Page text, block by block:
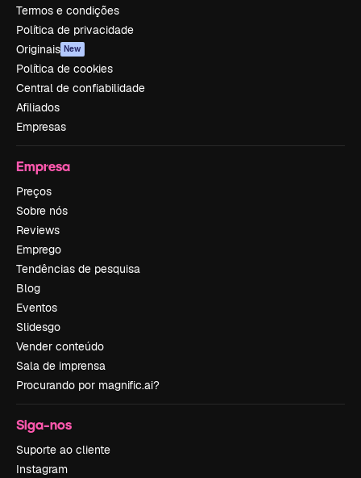
Termos e condições
Política de privacidade
Originais New
Política de cookies
Central de confiabilidade
Afiliados
Empresas
Empresa
Preços
Sobre nós
Reviews
Emprego
Tendências de pesquisa
Blog
Eventos
Slidesgo
Vender conteúdo
Sala de imprensa
Procurando por magnific.ai?
Siga-nos
Suporte ao cliente
Instagram